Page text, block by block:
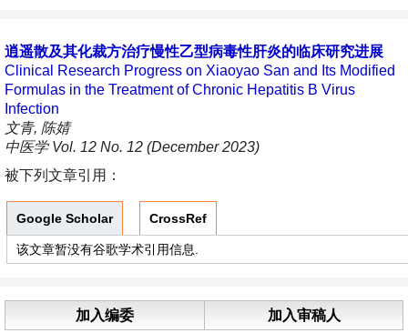
逍遥散及其化裁方治疗慢性乙型病毒性肝炎的临床研究进展
Clinical Research Progress on Xiaoyao San and Its Modified
Formulas in the Treatment of Chronic Hepatitis B Virus
Infection
文青, 陈婧
中医学 Vol. 12 No. 12 (December 2023)
被下列文章引用：
Google Scholar CrossRef
该文章暂没有谷歌学术引用信息.
加入编委 加入审稿人